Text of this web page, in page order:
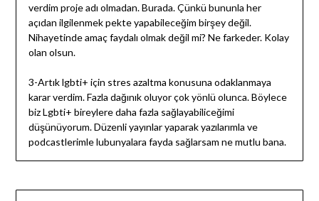
verdim proje adı olmadan. Burada. Çünkü bununla her
açıdan ilgilenmek pekte yapabileceğim birşey değil.
Nihayetinde amaç faydalı olmak değil mi? Ne farkeder. Kolay
olan olsun.
3-Artık lgbti+ için stres azaltma konusuna odaklanmaya
karar verdim. Fazla dağınık oluyor çok yönlü olunca. Böylece
biz Lgbti+ bireylere daha fazla sağlayabiliceğimi
düşünüyorum. Düzenli yayınlar yaparak yazılarımla ve
podcastlerimle lubunyalara fayda sağlarsam ne mutlu bana.